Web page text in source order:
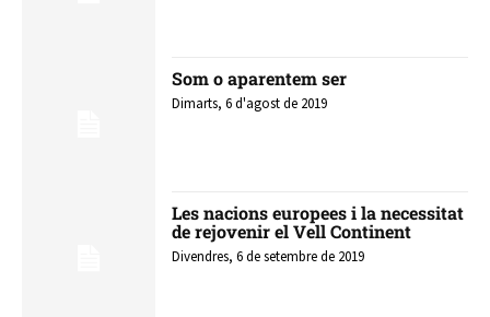
Som o aparentem ser
Dimarts, 6 d'agost de 2019
Les nacions europees i la necessitat
de rejovenir el Vell Continent
Divendres, 6 de setembre de 2019